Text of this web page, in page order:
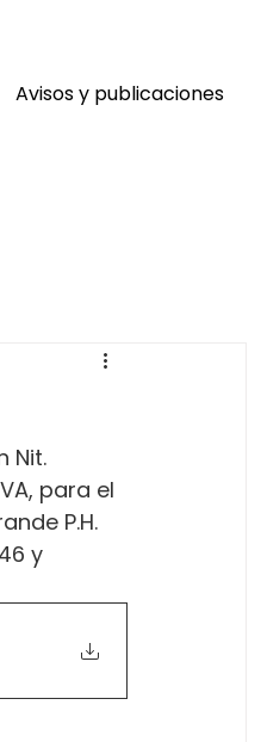
Avisos y publicaciones
Nit.
para el
P.H.
y